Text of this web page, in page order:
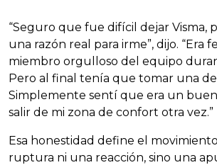
“Seguro que fue difícil dejar Visma,
una razón real para irme”, dijo. “Era
miembro orgulloso del equipo
Pero al final tenía que tomar una
Simplemente sentí que era un
salir de mi zona de confort otra vez.”
Esa honestidad define el
ruptura ni una reacción, sino una